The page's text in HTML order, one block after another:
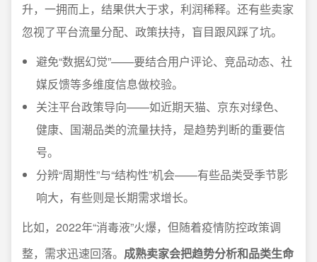
升，一拥而上，结果供大于求，利润稀释。还有些卖家
忽视了平台流量分配、政策扶持，盲目跟风踩了坑。
避免“数据幻觉”——要结合用户评论、竞品动态、社
媒反馈等多维度信息做校验。
关注平台政策导向——如近期天猫、京东对绿色、
健康、国潮品类的流量扶持，是趋势判断的重要信
号。
分辨“周期性”与“结构性”机会——有些品类受季节影
响大，有些则是长期需求增长。
比如，2022年“消毒液”火爆，但随着疫情防控政策调
整，需求迅速回落。 成熟卖家会把趋势分析和品类生命